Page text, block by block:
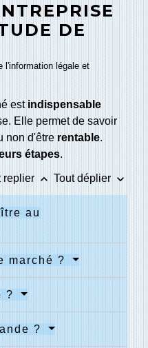
DE
l'information légale et
estindispensable
Elle permet de savoir
non d'être rentable.
étapes.
replier keyboard_arrow_up Tout déplier keyboard_arrow_down
au
marché ?
?
?